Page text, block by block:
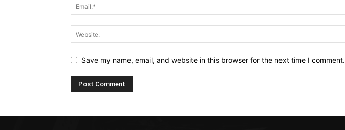
Save my name, email, and website in this browser for the next time I comment.